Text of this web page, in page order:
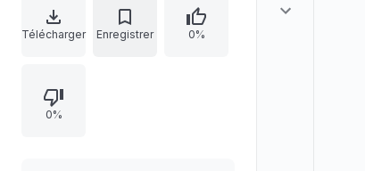
envahi par la végétation. Le texte
s’ouvre sur un acte notarié
vivant de l’arrivée : lapins installés
en “quartier général”, hibou ancien
Télécharger Enregistrer 0%
0%